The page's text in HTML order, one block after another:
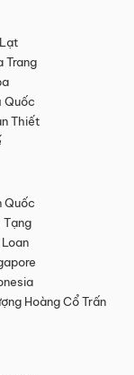
Trang
Quốc
Thiết
Quốc
Tạng
Hoàng Cổ Trấn